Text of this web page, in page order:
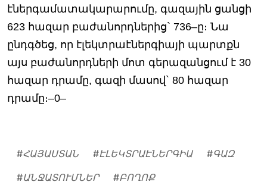
էներգամատակարարումը, գազային ցանցի
623 հազար բաժանորդներից` 736–ը։ Նա
ընդգծեց, որ էլեկտրաէներգիայի պարտքն
այս բաժանորդների մոտ գերազանցում է 30
հազար դրամը, գազի մասով` 80 հազար
դրամը։–0–
#ՀԱՅԱՍՏԱՆ #ԷԼԵԿՏՐԱԷՆԵՐԳԻԱ #ԳԱԶ
#ԱՆՋԱՏՈՒՄՆԵՐ #ԲՈՂՈՔ